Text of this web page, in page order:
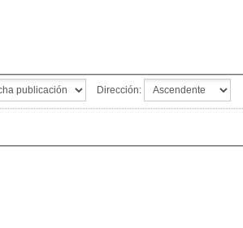
Dirección: